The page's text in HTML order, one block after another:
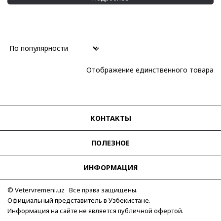
Отображение единственного товара
КОНТАКТЫ
ПОЛЕЗНОЕ
ИНФОРМАЦИЯ
© Vetervremeni.uz Все права защищены.
Официальный представитель в Узбекистане.
Информация на сайте не является публичной офертой.